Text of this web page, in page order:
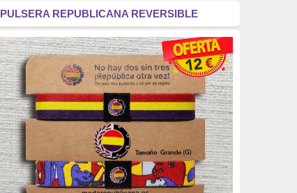
fascismo
(2677)
tardofranquismo
(2320)
Actualidad
(2319)
monarquía
(2253)
borbones
(2176)
Cultura
(2163)
PULSERA REPUBLICANA REVERSIBLE